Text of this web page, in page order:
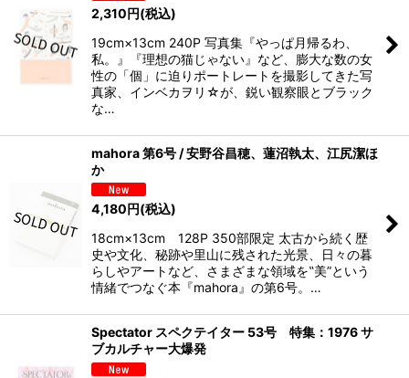
2,310円(税込)
19cm×13cm 240P 写真集『やっぱ月帰るわ、
私。』『理想の猫じゃない』など、膨大な数の女
性の「個」に迫りポートレートを撮影してきた写
真家、インベカヲリ☆が、鋭い観察眼とブラック
な…
mahora 第6号 / 安野谷昌穂、蓮沼執太、江尻潔ほ
か
4,180円(税込)
18cm×13cm 128P 350部限定 太古から続く歴
史や文化、秘跡や里山に残された光景、日々の暮
らしやアートなど、さまざまな領域を‟美”という
情緒でつなぐ本『mahora』の第6号。…
Spectator スペクテイター 53号 特集：1976 サ
ブカルチャー大爆発